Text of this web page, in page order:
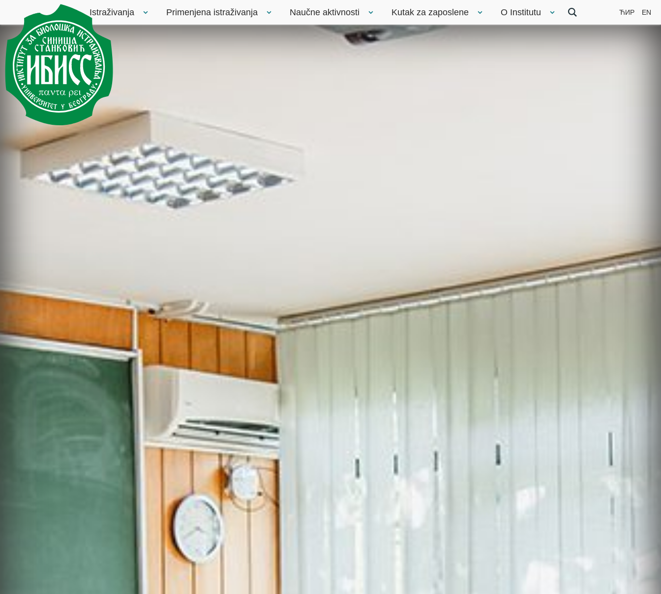
Istraživanja Primenjena istraživanja Naučne aktivnosti Kutak za zaposlene O Institutu ЋИР EN